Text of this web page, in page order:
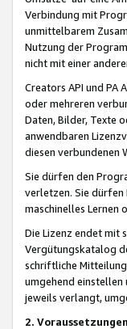
Verbindung mit
unmittelbarem
Nutzung der
nicht mit einer
Creators API und PA
oder mehreren
Daten, Bilder, Texte
anwendbaren
diesen verbundenen
Sie dürfen den
verletzen. Sie
maschinelles Lernen
Die Lizenz endet mit
Vergütungskatalog
schriftliche Mitteilung
umgehend einstellen
jeweils verlangt,
2.